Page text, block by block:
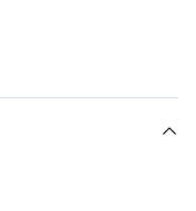
mit AES-128-
das ZigBee 3.0-
ZBBridge
Antippen der App
der Smart-Szene,